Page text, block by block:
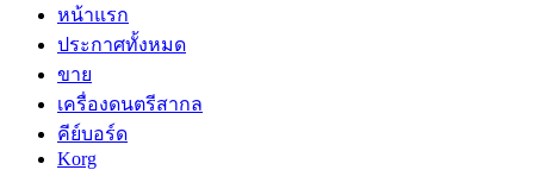
หน้าแรก
ประกาศทั้งหมด
ขาย
เครื่องดนตรีสากล
คีย์บอร์ด
Korg